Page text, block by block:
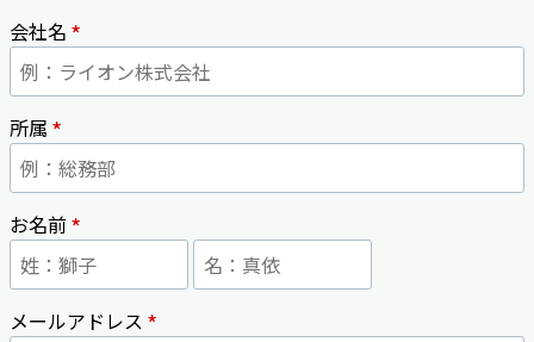
会社名 *
所属 *
お名前*
メールアドレス *